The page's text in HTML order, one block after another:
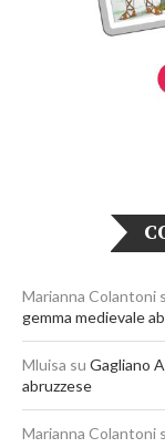
Marianna Colantoni
gemma medievale
Mluisa su Gagliano
abruzzese
Marianna Colantoni